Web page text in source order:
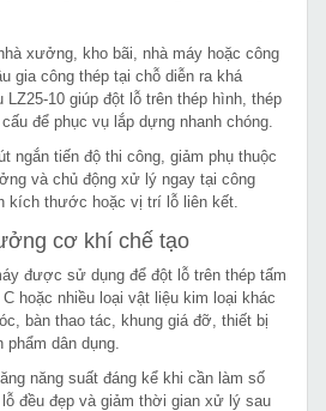
xưởng, kho bãi, nhà máy hoặc công
gia công thép tại chỗ diễn ra khá
10 giúp đột lỗ trên thép hình, thép
để phục vụ lắp dựng nhanh chóng.
ngắn tiến độ thi công, giảm phụ thuộc
và chủ động xử lý ngay tại công
kích thước hoặc vị trí lỗ liên kết.
cơ khí chế tạo
được sử dụng để đột lỗ trên thép tấm
hoặc nhiều loại vật liệu kim loại khác
bàn thao tác, khung giá đỡ, thiết bị
dân dụng.
năng suất đáng kể khi cần làm số
đều đẹp và giảm thời gian xử lý sau